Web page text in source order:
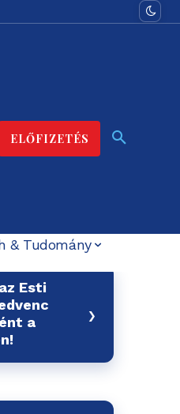
ELŐFIZETÉS
& Tudomány
Esti
a
›